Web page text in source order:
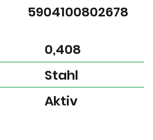
5904100802678
0,408
Stahl
Aktiv